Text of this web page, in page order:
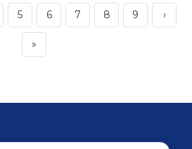
5 6 7 8 9 ›
»